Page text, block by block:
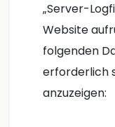
„Server-
Website
folgenden
erforderlich
anzuzeigen: